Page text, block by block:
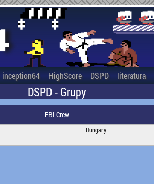
inception64 HighScore DSPD literatura
DSPD - Grupy
FBI Crew
Hungary